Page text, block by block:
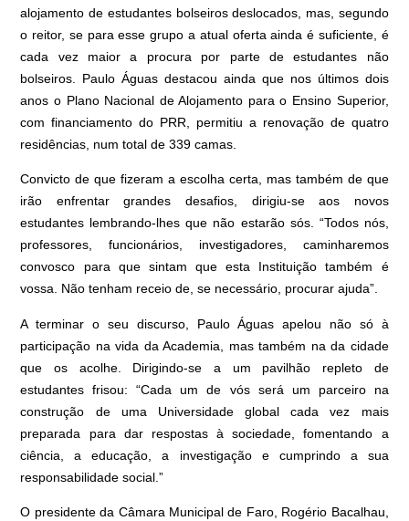
alojamento de estudantes bolseiros deslocados, mas, segundo
o reitor, se para esse grupo a atual oferta ainda é suficiente, é
cada vez maior a procura por parte de estudantes não
bolseiros. Paulo Águas destacou ainda que nos últimos dois
anos o Plano Nacional de Alojamento para o Ensino Superior,
com financiamento do PRR, permitiu a renovação de quatro
residências, num total de 339 camas.
Convicto de que fizeram a escolha certa, mas também de que
irão enfrentar grandes desafios, dirigiu-se aos novos
estudantes lembrando-lhes que não estarão sós. “Todos nós,
professores, funcionários, investigadores, caminharemos
convosco para que sintam que esta Instituição também é
vossa. Não tenham receio de, se necessário, procurar ajuda”.
A terminar o seu discurso, Paulo Águas apelou não só à
participação na vida da Academia, mas também na da cidade
que os acolhe. Dirigindo-se a um pavilhão repleto de
estudantes frisou: “Cada um de vós será um parceiro na
construção de uma Universidade global cada vez mais
preparada para dar respostas à sociedade, fomentando a
ciência, a educação, a investigação e cumprindo a sua
responsabilidade social.”
O presidente da Câmara Municipal de Faro, Rogério Bacalhau,